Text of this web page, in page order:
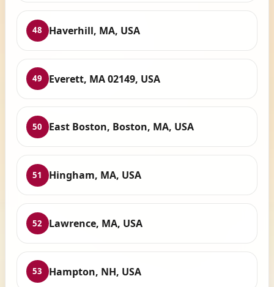
48 Haverhill, MA, USA
49 Everett, MA 02149, USA
50 East Boston, Boston, MA, USA
51 Hingham, MA, USA
52 Lawrence, MA, USA
53 Hampton, NH, USA